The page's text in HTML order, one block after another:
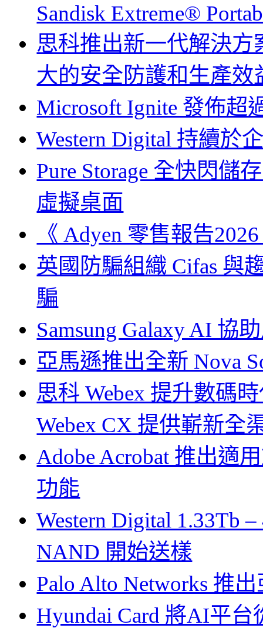
Sandisk Extreme®
思科推出新一代解決
大的安全防護和生產效
Microsoft Ignite 發佈超
Western Digital 持續於
Pure Storage 全快閃儲
虛擬桌面
《 Adyen 零售報告
英國防騙組織 Cifas 與
騙
Samsung Galaxy AI 協
亞馬遜推出全新 Nova
思科 Webex 提升數碼
Webex CX 提供嶄新全
Adobe Acrobat 推出適
功能
Western Digital 1.33Tb
NAND 開始送樣
Palo Alto Networks 推
Hyundai Card 將AI平